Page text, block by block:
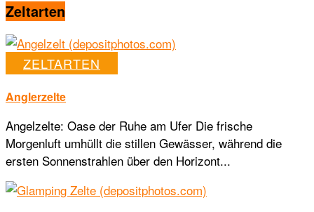
Zeltarten
ZELTARTEN
Anglerzelte
Angelzelte: Oase der Ruhe am Ufer Die frische
Morgenluft umhüllt die stillen Gewässer, während die
ersten Sonnenstrahlen über den Horizont...